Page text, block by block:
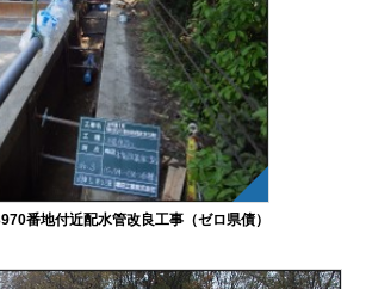
番地付近配水管改良工事（ゼロ県債）